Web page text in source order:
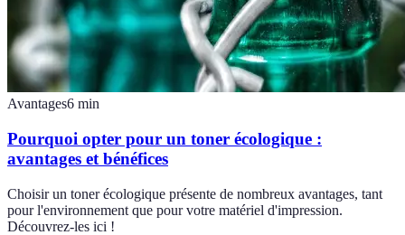
Avantages6 min
Pourquoi opter pour un toner écologique :
avantages et bénéfices
Choisir un toner écologique présente de nombreux avantages, tant
pour l'environnement que pour votre matériel d'impression.
Découvrez-les ici !